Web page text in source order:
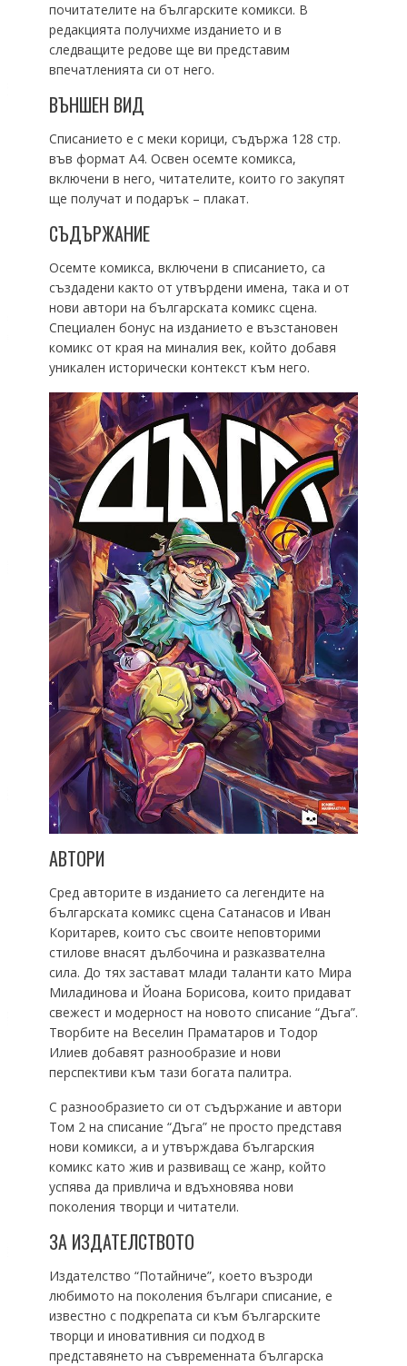
почитателите на българските комикси. В
редакцията получихме изданието и в
следващите редове ще ви представим
впечатленията си от него.
ВЪНШЕН ВИД
Списанието е с меки корици, съдържа 128 стр.
във формат А4. Освен осемте комикса,
включени в него, читателите, които го закупят
ще получат и подарък – плакат.
СЪДЪРЖАНИЕ
Осемте комикса, включени в списанието, са
създадени както от утвърдени имена, така и от
нови автори на българската комикс сцена.
Специален бонус на изданието е възстановен
комикс от края на миналия век, който добавя
уникален исторически контекст към него.
АВТОРИ
Сред авторите в изданието са легендите на
българската комикс сцена Сатанасов и Иван
Коритарев, които със своите неповторими
стилове внасят дълбочина и разказвателна
сила. До тях застават млади таланти като Мира
Миладинова и Йоана Борисова, които придават
свежест и модерност на новото списание “Дъга”.
Творбите на Веселин Праматаров и Тодор
Илиев добавят разнообразие и нови
перспективи към тази богата палитра.
С разнообразието си от съдържание и автори
Том 2 на списание “Дъга” не просто представя
нови комикси, а и утвърждава българския
комикс като жив и развиващ се жанр, който
успява да привлича и вдъхновява нови
поколения творци и читатели.
ЗА ИЗДАТЕЛСТВОТО
Издателство “Потайниче”, което възроди
любимото на поколения българи списание, е
известно с подкрепата си към българските
творци и иновативния си подход в
представянето на съвременната българска